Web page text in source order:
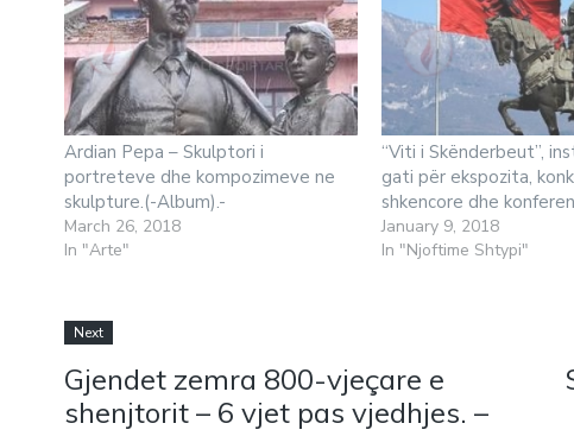
Ardian Pepa – Skulptori i
portreteve dhe kompozimeve ne
skulpture.(-Album).-
March 26, 2018
In "Arte"
“Viti i Skënderbeut”,
gati për ekspozita,
shkencore dhe
January 9, 2018
In "Njoftime Shtypi"
Next
Gjendet zemra 800-vjeçare e
shenjtorit – 6 vjet pas vjedhjes. –